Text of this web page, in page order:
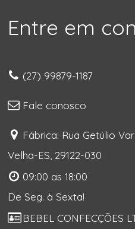
Entre em
(27) 99879-1187
Fale conosco
Fábrica: Rua Getúlio
Velha-ES, 29122-030
09:00 as 18:00
De Seg. à Sexta!
BEBEL CONFECÇÕES